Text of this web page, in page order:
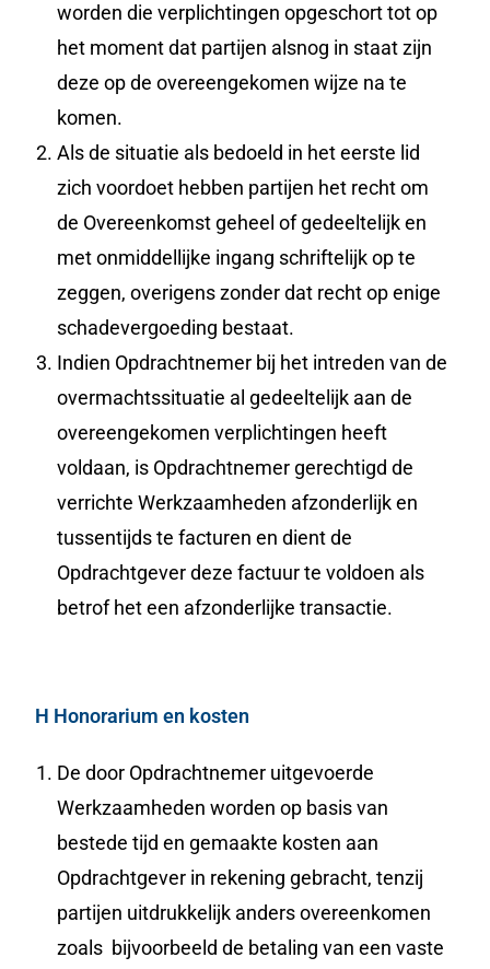
worden die verplichtingen opgeschort tot op
het moment dat partijen alsnog in staat zijn
deze op de overeengekomen wijze na te
komen.
Als de situatie als bedoeld in het eerste lid
zich voordoet hebben partijen het recht om
de Overeenkomst geheel of gedeeltelijk en
met onmiddellijke ingang schriftelijk op te
zeggen, overigens zonder dat recht op enige
schadevergoeding bestaat.
Indien Opdrachtnemer bij het intreden van de
overmachtssituatie al gedeeltelijk aan de
overeengekomen verplichtingen heeft
voldaan, is Opdrachtnemer gerechtigd de
verrichte Werkzaamheden afzonderlijk en
tussentijds te facturen en dient de
Opdrachtgever deze factuur te voldoen als
betrof het een afzonderlijke transactie.
H Honorarium en kosten
De door Opdrachtnemer uitgevoerde
Werkzaamheden worden op basis van
bestede tijd en gemaakte kosten aan
Opdrachtgever in rekening gebracht, tenzij
partijen uitdrukkelijk anders overeenkomen
zoals bijvoorbeeld de betaling van een vaste